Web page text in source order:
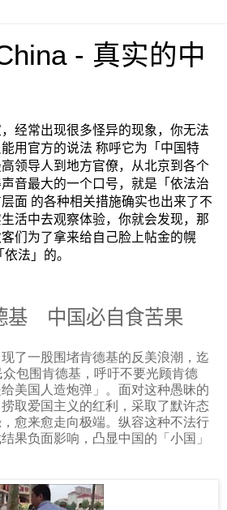
- 真实的中
经常出现很多怪异的现象，你无法
用官方的说法 称呼它为「中国特
领导人到地方官僚，从北京到各个
音最大的一个口号，就是「依法治
面 的各种相关措施确实也出来了不
活中去观察体验，你就会发现，那
们为了拿来给自己脸上帖金的幌
法」的。
基 中国必自食苦果
了一股围堵肯德基的反美浪潮，迄
包围肯德基，呼吁不要光顾肯德
美国人造炮弹」。面对这种愚昧的
取爱国主义的红利，采取了默许态
愈来愈走向极端。纵容这种不法行
果负面影响，凸显中国的「小国」